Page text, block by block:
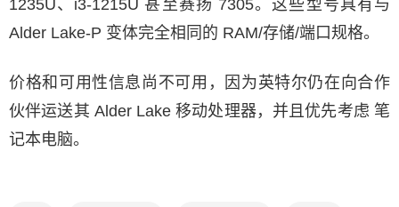
1235U、i3-1215U 甚至赛扬 7305。这些型号具有与
Alder Lake-P 变体完全相同的 RAM/存储/端口规格。
价格和可用性信息尚不可用，因为英特尔仍在向合作
伙伴运送其 Alder Lake 移动处理器，并且优先考虑 笔
记本电脑。